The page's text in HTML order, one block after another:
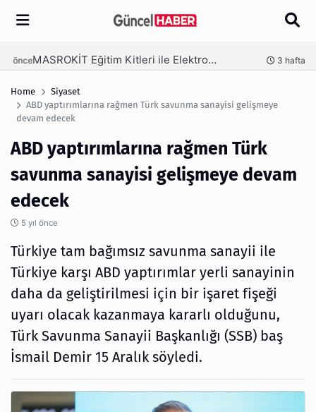
Arama
MASROKİT Eğitim Kitleri ile Elektronik Öğrenmek Artık Çok Daha Kolay 3 hafta önce
Home
Siyaset
ABD yaptırımlarına rağmen Türk savunma sanayisi gelişmeye
devam edecek
ABD yaptırımlarına rağmen Türk
savunma sanayisi gelişmeye devam
edecek
5 yıl önce
Türkiye tam bağımsız savunma sanayii ile
Türkiye karşı ABD yaptırımlar yerli sanayinin
daha da geliştirilmesi için bir işaret fişeği
uyarı olacak kazanmaya kararlı olduğunu,
Türk Savunma Sanayii Başkanlığı (SSB) baş
İsmail Demir 15 Aralık söyledi.